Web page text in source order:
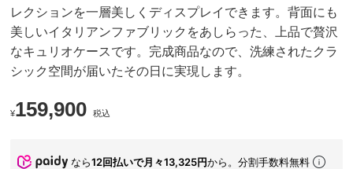
レクションを一層美しくディスプレイできます。背面にも
美しいイタリアンファブリックをあしらった、上品で贅沢
なキュリオケースです。完成商品なので、洗練されたクラ
シック空間が届いたその日に実現します。
¥159,900 税込
なら12回払いで月々13,325円から。分割手数料無料